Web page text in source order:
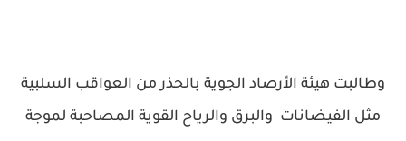
وطالبت هيئة الأرصاد الجوية بالحذر من العواقب السلبية
مثل الفيضانات والبرق والرياح القوية المصاحبة لموجة